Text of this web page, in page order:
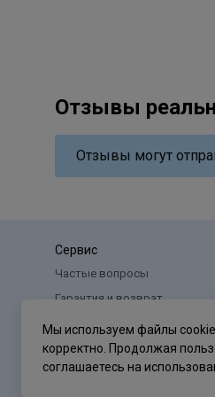
Отзывы
Отзывы могут
Сервис
Частые вопросы
Гарантия и возврат
Мы используем файлы
корректно. Продолжая
соглашаетесь на